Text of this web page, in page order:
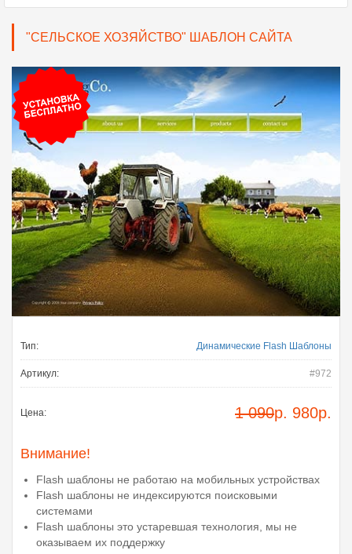
"СЕЛЬСКОЕ ХОЗЯЙСТВО" ШАБЛОН САЙТА
Тип: Динамические Flash Шаблоны
Артикул: #972
Цена: 1 090р. 980р.
Внимание!
Flash шаблоны не работаю на мобильных устройствах
Flash шаблоны не индексируются поисковыми
системами
Flash шаблоны это устаревшая технология, мы не
оказываем их поддержку